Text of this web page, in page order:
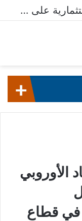
الاسكان تطرح 99 فرصة استثمارية على بوابة خدمات المستثمرين للشركات المصرية واستقبال 204 طلبات للشركات الأجنبية
الأوروبي
في قطاع